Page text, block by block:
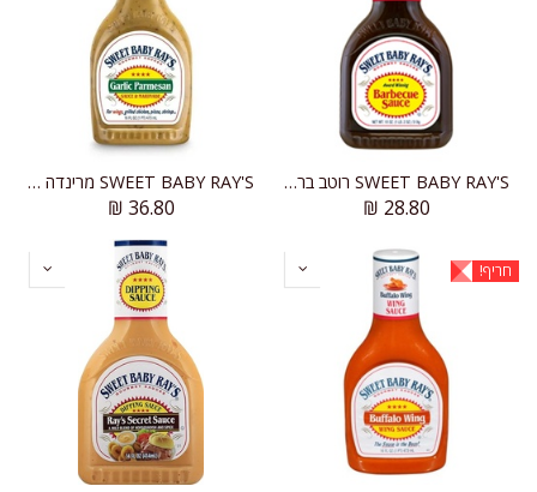
SWEET BABY RAY'S רוטב ברביקיו מקורי
28.80
₪
SWEET BABY RAY'S מרינדה שום ופרמז'ן
36.80
₪
חריף!